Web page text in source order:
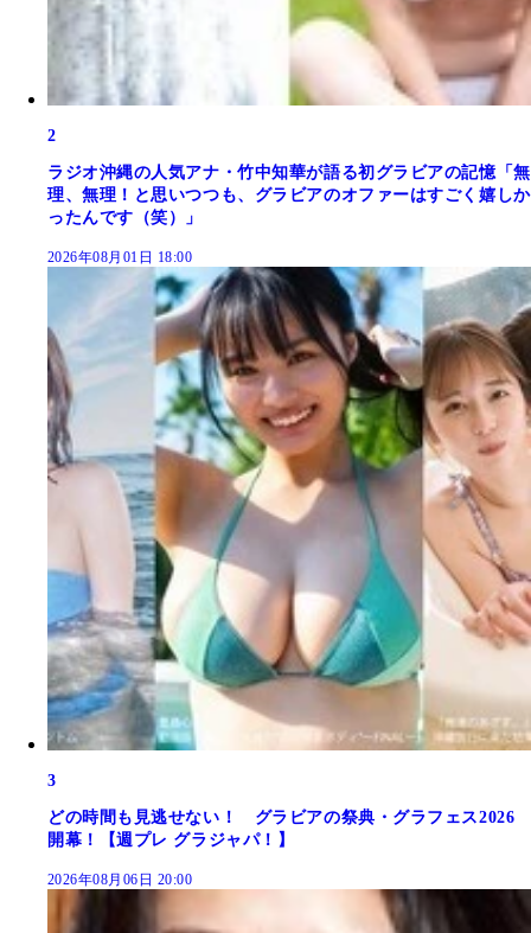
2
ラジオ沖縄の人気アナ・竹中知華が語る初グラビアの記憶「無
理、無理！と思いつつも、グラビアのオファーはすごく嬉しか
ったんです（笑）」
2026年08月01日 18:00
3
どの時間も見逃せない！ グラビアの祭典・グラフェス2026
開幕！【週プレ グラジャパ！】
2026年08月06日 20:00